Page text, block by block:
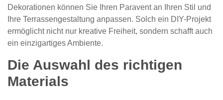
Dekorationen können Sie Ihren Paravent an Ihren Stil und
Ihre Terrassengestaltung anpassen. Solch ein DIY-Projekt
ermöglicht nicht nur kreative Freiheit, sondern schafft auch
ein einzigartiges Ambiente.
Die Auswahl des richtigen
Materials